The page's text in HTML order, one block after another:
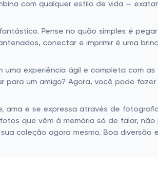
com qualquer estilo de vida —
Pense no quão simples é
conectar e imprimir é uma
uma experiência ágil e completa com
um amigo? Agora, você pode
ama e se expressa através de
que vêm à memória só de falar,
coleção agora mesmo. Boa diversão